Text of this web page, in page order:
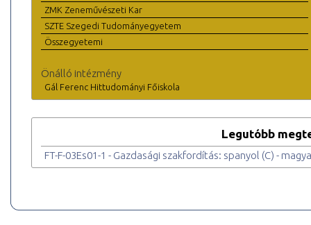
ZMK Zeneművészeti Kar
SZTE Szegedi Tudományegyetem
Összegyetemi
Önálló intézmény
Gál Ferenc Hittudományi Főiskola
Legutóbb
FT-F-03Es01-1 - Gazdasági szakfordítás: spanyol (C) -